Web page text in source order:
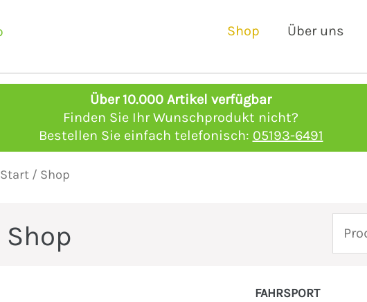
Shop Über uns
Über 10.000 Artikel verfügbar
Finden Sie Ihr Wunschprodukt nicht?
Bestellen Sie einfach telefonisch: 05193-6491
Start/ Shop
Shop
nach:
FAHRSPORT